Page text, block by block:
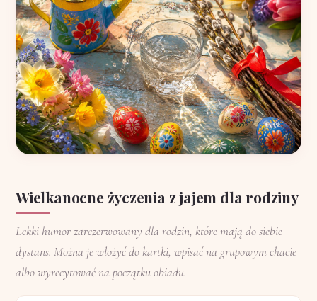
Wielkanocne życzenia z jajem dla rodziny
Lekki humor zarezerwowany dla rodzin, które mają do siebie
dystans. Można je włożyć do kartki, wpisać na grupowym chacie
albo wyrecytować na początku obiadu.